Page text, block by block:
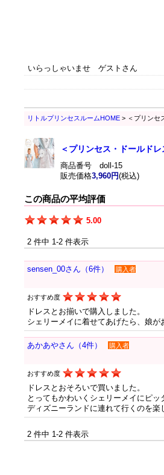
いらっしゃいませ ゲストさん
リトルプリンセスルームHOME > ＜プリンセ
＜プリンセス・ドールド
商品番号 doll-15
販売価格3,960円(税込)
この商品の平均評価
5.00
2 件中 1-2 件表示
sensen_00さん（6件） 購入者
おすすめ度
ドレスとお揃いで購入しました。
シェリーメイに着せてあげたら、娘が
あかあやさん（4件） 購入者
おすすめ度
ドレスとおそろいで買いました。
とってもかわいくシェリーメイにピッ
ディズニーランドに連れて行くのを楽
2 件中 1-2 件表示